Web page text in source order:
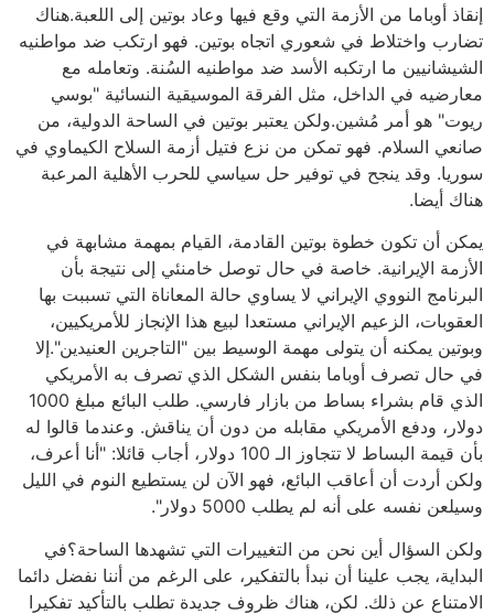
إنقاذ أوباما من الأزمة التي وقع فيها وعاد بوتين إلى اللعبة.هناك
تضارب واختلاط في شعوري اتجاه بوتين. فهو ارتكب ضد مواطنيه
الشيشانيين ما ارتكبه الأسد ضد مواطنيه السُنة. وتعامله مع
معارضيه في الداخل، مثل الفرقة الموسيقية النسائية "بوسي
ريوت" هو أمر مُشين.ولكن يعتبر بوتين في الساحة الدولية، من
صانعي السلام. فهو تمكن من نزع فتيل أزمة السلاح الكيماوي في
سوريا. وقد ينجح في توفير حل سياسي للحرب الأهلية المرعبة
هناك أيضا.
يمكن أن تكون خطوة بوتين القادمة، القيام بمهمة مشابهة في
الأزمة الإيرانية. خاصة في حال توصل خامنئي إلى نتيجة بأن
البرنامج النووي الإيراني لا يساوي حالة المعاناة التي تسببت بها
العقوبات، الزعيم الإيراني مستعدا لبيع هذا الإنجاز للأمريكيين،
وبوتين يمكنه أن يتولى مهمة الوسيط بين "التاجرين العنيدين".إلا
في حال تصرف أوباما بنفس الشكل الذي تصرف به الأمريكي
الذي قام بشراء بساط من بازار فارسي. طلب البائع مبلغ 1000
دولار، ودفع الأمريكي مقابله من دون أن يناقش. وعندما قالوا له
بأن قيمة البساط لا تتجاوز الـ 100 دولار، أجاب قائلا: "أنا أعرف،
ولكن أردت أن أعاقب البائع، فهو الآن لن يستطيع النوم في الليل
وسيلعن نفسه على أنه لم يطلب 5000 دولار".
ولكن السؤال أين نحن من التغييرات التي تشهدها الساحة؟في
البداية، يجب علينا أن نبدأ بالتفكير، على الرغم من أننا نفضل دائما
الامتناع عن ذلك. لكن، هناك ظروف جديدة تطلب بالتأكيد تفكيرا